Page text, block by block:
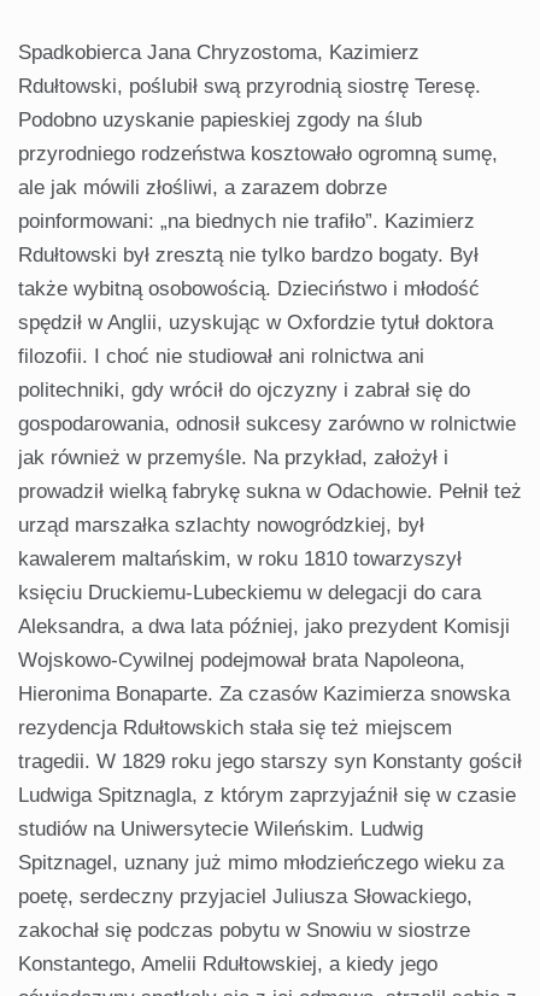
Spadkobierca Jana Chryzostoma, Kazimierz
Rdułtowski, poślubił swą przyrodnią siostrę Teresę.
Podobno uzyskanie papieskiej zgody na ślub
przyrodniego rodzeństwa kosztowało ogromną sumę,
ale jak mówili złośliwi, a zarazem dobrze
poinformowani: „na biednych nie trafiło”. Kazimierz
Rdułtowski był zresztą nie tylko bardzo bogaty. Był
także wybitną osobowością. Dzieciństwo i młodość
spędził w Anglii, uzyskując w Oxfordzie tytuł doktora
filozofii. I choć nie studiował ani rolnictwa ani
politechniki, gdy wrócił do ojczyzny i zabrał się do
gospodarowania, odnosił sukcesy zarówno w rolnictwie
jak również w przemyśle. Na przykład, założył i
prowadził wielką fabrykę sukna w Odachowie. Pełnił też
urząd marszałka szlachty nowogródzkiej, był
kawalerem maltańskim, w roku 1810 towarzyszył
księciu Druckiemu-Lubeckiemu w delegacji do cara
Aleksandra, a dwa lata później, jako prezydent Komisji
Wojskowo-Cywilnej podejmował brata Napoleona,
Hieronima Bonaparte. Za czasów Kazimierza snowska
rezydencja Rdułtowskich stała się też miejscem
tragedii. W 1829 roku jego starszy syn Konstanty gościł
Ludwiga Spitznagla, z którym zaprzyjaźnił się w czasie
studiów na Uniwersytecie Wileńskim. Ludwig
Spitznagel, uznany już mimo młodzieńczego wieku za
poetę, serdeczny przyjaciel Juliusza Słowackiego,
zakochał się podczas pobytu w Snowiu w siostrze
Konstantego, Amelii Rdułtowskiej, a kiedy jego